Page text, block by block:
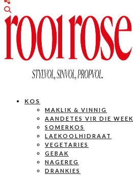
KOS
MAKLIK & VINNIG
AANDETES VIR DIE WEEK
SOMERKOS
LAEKOOLHIDRAAT
VEGETARIES
GEBAK
NAGEREG
DRANKIES